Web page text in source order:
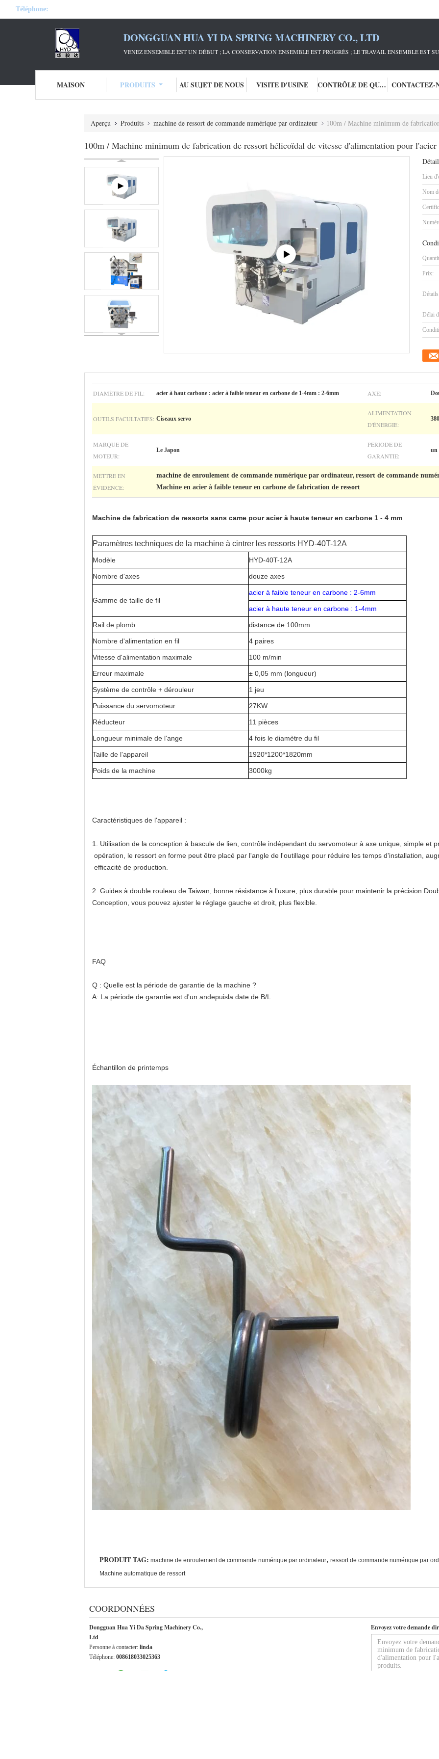
Téléphone:
DONGGUAN HUA YI DA SPRING MACHINERY CO., LTD
VENEZ ENSEMBLE EST UN DÉBUT ; LA CONSERVATION ENSEMBLE EST PROGRÈS ; LE TRAVAIL ENSEMBLE EST
MAISON PRODUITS AU SUJET DE NOUS VISITE D'USINE CONTRÔLE DE QUALITÉ CONTACTEZ-
Aperçu Produits machine de ressort de commande numérique par ordinateur 100m / Machine minimum de fabrication de ressort
100m / Machine minimum de fabrication de ressort hélicoïdal de vitesse d'alimentation pour
Lieu
Nom
Prix:
Délai
DIAMÈTRE DE FIL: acier à haut carbone : acier à faible teneur en carbone de 1-4mm : 2-6mm AXE:
OUTILS FACULTATIFS: Ciseaux servo
ALIMENTATION
D'ÉNERGIE:
MARQUE DE
MOTEUR:
Le Japon
PÉRIODE DE
GARANTIE:
un
METTRE EN
ÉVIDENCE:
machine de enroulement de commande numérique par ordinateur, ressort de commande
Machine en acier à faible teneur en carbone de fabrication de ressort
Machine de fabrication de ressorts sans came pour acier à haute teneur en carbone 1 - 4 mm
Paramètres techniques de la machine à cintrer les ressorts HYD-40T-12A
Modèle HYD-40T-12A
Nombre d'axes douze axes
Gamme de taille de fil
acier à faible teneur en carbone : 2-6mm
acier à haute teneur en carbone : 1-4mm
Rail de plomb distance de 100mm
Nombre d'alimentation en fil 4 paires
Vitesse d'alimentation maximale 100 m/min
Erreur maximale ± 0,05 mm (longueur)
Système de contrôle + dérouleur 1 jeu
Puissance du servomoteur 27KW
Réducteur 11 pièces
Longueur minimale de l'ange 4 fois le diamètre du fil
Taille de l'appareil 1920*1200*1820mm
Poids de la machine 3000kg
Caractéristiques de l'appareil :
1. Utilisation de la conception à bascule de lien, contrôle indépendant du servomoteur à axe unique, simple et
opération, le ressort en forme peut être placé par l'angle de l'outillage pour réduire les temps d'installation,
efficacité de production.
2. Guides à double rouleau de Taiwan, bonne résistance à l'usure, plus durable pour maintenir la
Conception, vous pouvez ajuster le réglage gauche et droit, plus flexible.
FAQ
Q : Quelle est la période de garantie de la machine ?
A: La période de garantie est d'un andepuisla date de B/L.
Échantillon de printemps
PRODUIT TAG: machine de enroulement de commande numérique par ordinateur, ressort de commande numérique par
Machine automatique de ressort
COORDONNÉES
Dongguan Hua Yi Da Spring Machinery Co.,
Ltd
Personne à contacter: linda
Téléphone: 008618033025363
Envoyez votre demande